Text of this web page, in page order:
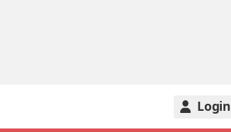
Login